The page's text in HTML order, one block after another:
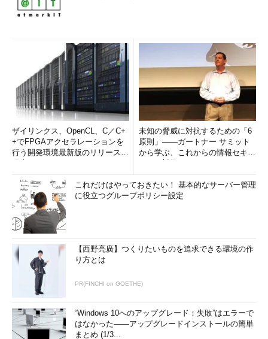
ザイリンクス、OpenCL、C／C+
+でFPGAアクセラレーションを
行う開発環境最新版のリリースを
未知の脅威に対抗するための「6
原則」――ガートナー サミット
から学ぶ、これからの情報セキュ
これだけはやっておきたい！ 基本的なサーバー管理
に役立つグループポリシー設定
【西野亮廣】つくりたいものを追求できる環境の作
り方とは
PR(FINCHI on GOETHE)
“Windows 10へのアップグレード：失敗”はエラーで
はなかった――アップグレードインストールの簡単
まとめ (1/3...